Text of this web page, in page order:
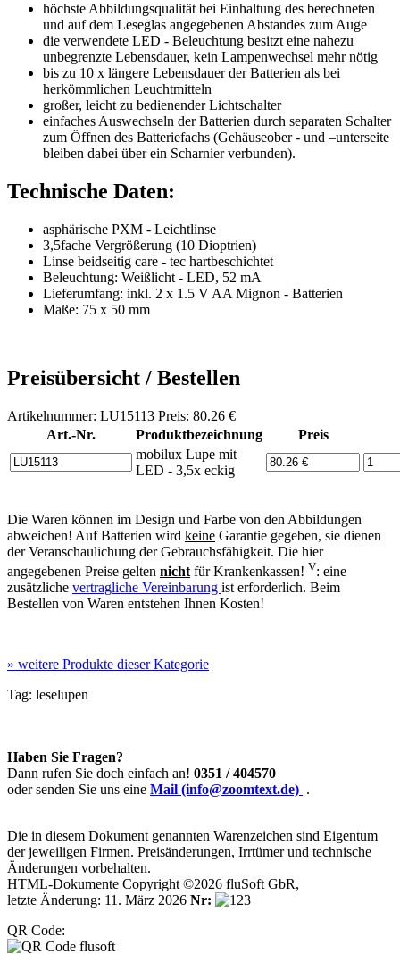
höchste Abbildungsqualität bei Einhaltung des berechneten
und auf dem Leseglas angegebenen Abstandes zum Auge
die verwendete LED - Beleuchtung besitzt eine nahezu
unbegrenzte Lebensdauer, kein Lampenwechsel mehr nötig
bis zu 10 x längere Lebensdauer der Batterien als bei
herkömmlichen Leuchtmitteln
großer, leicht zu bedienender Lichtschalter
einfaches Auswechseln der Batterien durch separaten Schalter
zum Öffnen des Batteriefachs (Gehäuseober - und –unterseite
bleiben dabei über ein Scharnier verbunden).
Technische Daten:
asphärische PXM - Leichtlinse
3,5fache Vergrößerung (10 Dioptrien)
Linse beidseitig care - tec hartbeschichtet
Beleuchtung: Weißlicht - LED, 52 mA
Lieferumfang: inkl. 2 x 1.5 V AA Mignon - Batterien
Maße: 75 x 50 mm
Preisübersicht / Bestellen
Artikelnummer: LU15113 Preis: 80.26 €
Art.-Nr.
Produktbezeichnung
Preis
mobilux Lupe mit
LED - 3,5x eckig
Die Waren können im Design und Farbe von den Abbildungen
abweichen! Auf Batterien wird keine Garantie gegeben, sie dienen
der Veranschaulichung der Gebrauchsfähigkeit. Die hier
angegebenen Preise gelten nicht für Krankenkassen! V: eine
zusätzliche vertragliche Vereinbarung ist erforderlich. Beim
Bestellen von Waren entstehen Ihnen Kosten!
» weitere Produkte dieser Kategorie
Tag: leselupen
Haben Sie Fragen?
Dann rufen Sie doch einfach an! 0351 / 404570
oder senden Sie uns eine Mail (info@zoomtext.de) .
Die in diesem Dokument genannten Warenzeichen sind Eigentum
der jeweiligen Firmen. Preisänderungen, Irrtümer und technische
Änderungen vorbehalten.
HTML-Dokumente Copyright ©2026 fluSoft GbR,
letzte Änderung: 11. März 2026 Nr:
QR Code: